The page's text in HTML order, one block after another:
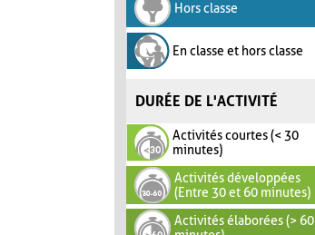
Hors classe
En classe et hors classe
DURÉE DE L'ACTIVITÉ
Activités courtes (< 30
minutes)
Activités développées
(Entre 30 et 60 minutes)
Activités élaborées (> 60